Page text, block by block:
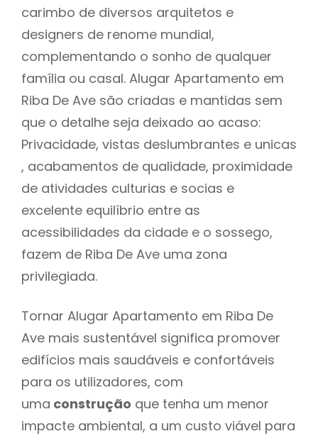
carimbo de diversos arquitetos e
designers de renome mundial,
complementando o sonho de qualquer
família ou casal. Alugar Apartamento em
Riba De Ave são criadas e mantidas sem
que o detalhe seja deixado ao acaso:
Privacidade, vistas deslumbrantes e unicas
, acabamentos de qualidade, proximidade
de atividades culturias e socias e
excelente equilíbrio entre as
acessibilidades da cidade e o sossego,
fazem de Riba De Ave uma zona
privilegiada.
Tornar Alugar Apartamento em Riba De
Ave mais sustentável significa promover
edifícios mais saudáveis e confortáveis
para os utilizadores, com
uma construção que tenha um menor
impacte ambiental, a um custo viável para